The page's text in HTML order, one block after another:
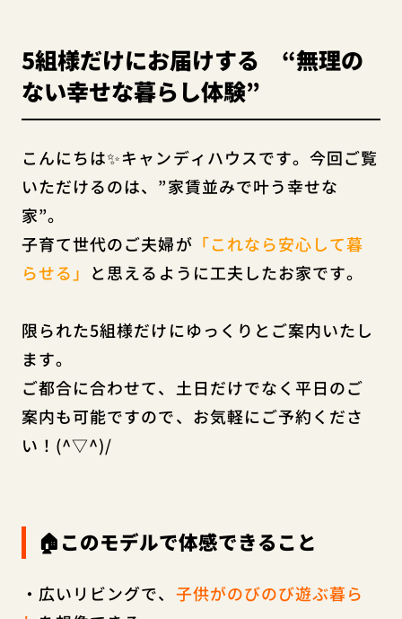
5組様だけにお届けする “無理の
ない幸せな暮らし体験”
こんにちは✨キャンディハウスです。今回ご覧
いただけるのは、”家賃並みで叶う幸せな
家”。
子育て世代のご夫婦が 「これなら安心して暮
らせる」 と思えるように工夫したお家です。
限られた5組様だけにゆっくりとご案内いたし
ます。
ご都合に合わせて、土日だけでなく平日のご
案内も可能ですので、お気軽にご予約くださ
い！(^▽^)/
🏠このモデルで体感できること
・広いリビングで、 子供がのびのび遊ぶ暮ら